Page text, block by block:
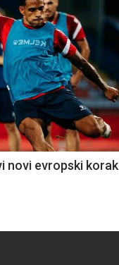
novi evropski